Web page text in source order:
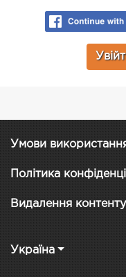
Умови
Політика
Видалення контенту
Україна